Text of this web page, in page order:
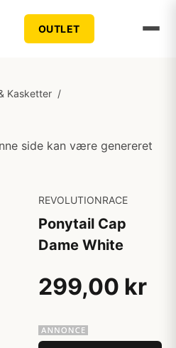
OUTLET
Kasketter /
side kan være genereret
REVOLUTIONRACE
Ponytail Cap
Dame White
299,00 kr